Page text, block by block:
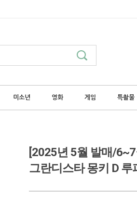
미소년 영화 게임 특촬물
[2025년 5월 발매/
그란디스타 몽키 D